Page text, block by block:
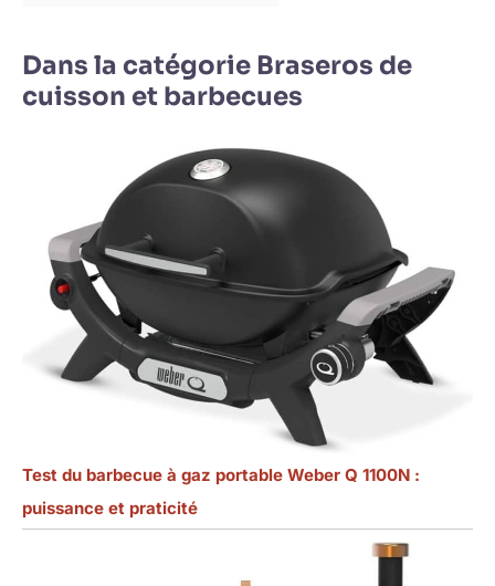
Dans la catégorie Braseros de
cuisson et barbecues
Test du barbecue à gaz portable Weber Q 1100N :
puissance et praticité